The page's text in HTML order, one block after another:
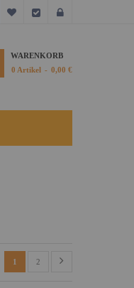
Mein Wunschzettel
Kasse
WARENKORB
0 Artikel 0,00 €
1 2